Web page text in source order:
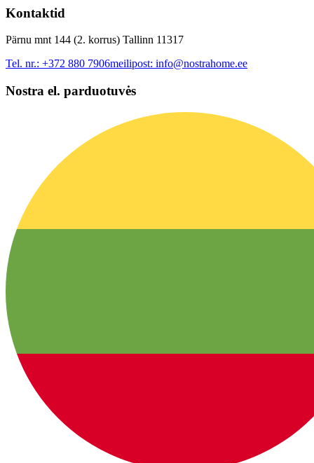
Kontaktid
Pärnu mnt 144 (2. korrus) Tallinn 11317
Tel. nr.: +372 880 7906meilipost: info@nostrahome.ee
Nostra el. parduotuvės